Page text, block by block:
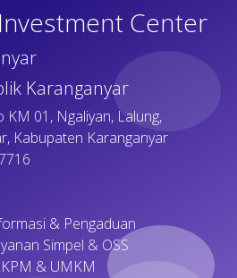
Center
Karanganyar
KM 01, Ngaliyan, Lalung,
Kabupaten Karanganyar
& Pengaduan
Simpel & OSS
& UMKM